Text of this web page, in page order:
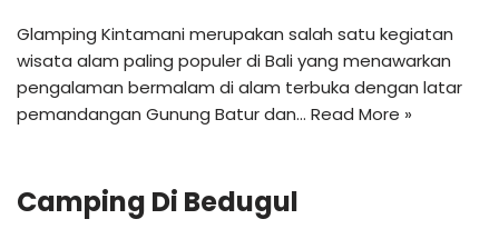
Glamping Kintamani merupakan salah satu kegiatan
wisata alam paling populer di Bali yang menawarkan
pengalaman bermalam di alam terbuka dengan latar
pemandangan Gunung Batur dan… Read More »
Camping Di Bedugul